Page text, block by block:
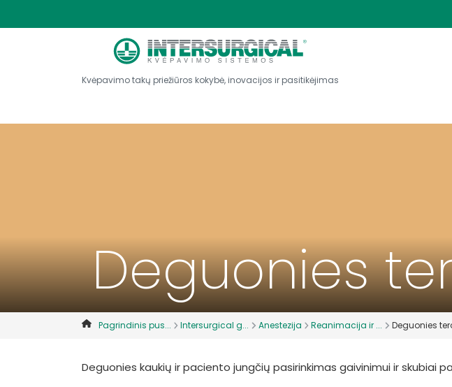
Kvėpavimo takų priežiūros kokybė, inovacijos ir pasitikėjimas
Deguonies
Pagrindinis pus... Intersurgical g... Anestezija Reanimacija ir ... Deguonies
Deguonies kaukių ir paciento jungčių pasirinkimas gaivinimui ir skubiai